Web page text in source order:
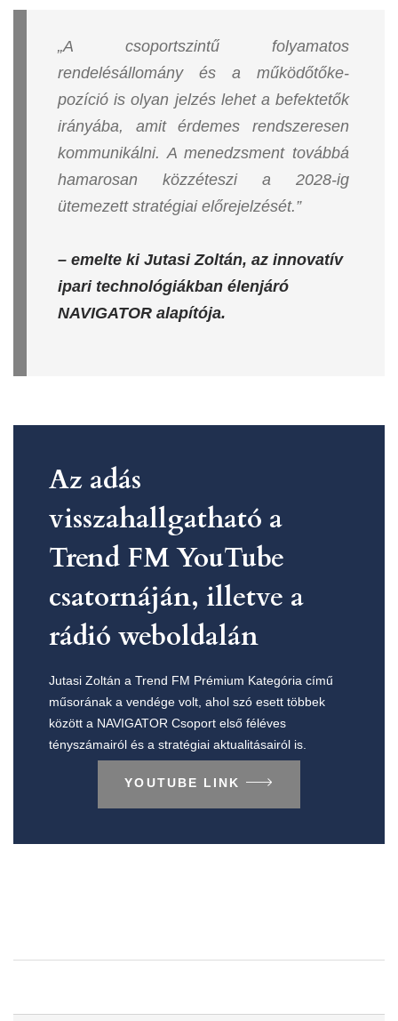
„A csoportszintű folyamatos
rendelésállomány és a működőtőke-
pozíció is olyan jelzés lehet a befektetők
irányába, amit érdemes rendszeresen
kommunikálni. A menedzsment továbbá
hamarosan közzéteszi a 2028-ig
ütemezett stratégiai előrejelzését.”
– emelte ki Jutasi Zoltán, az innovatív
ipari technológiákban élenjáró
NAVIGATOR alapítója.
Az adás
visszahallgatható a
Trend FM YouTube
csatornáján, illetve a
rádió weboldalán
Jutasi Zoltán a Trend FM Prémium Kategória című
műsorának a vendége volt, ahol szó esett többek
között a NAVIGATOR Csoport első féléves
tényszámairól és a stratégiai aktualitásairól is.
YOUTUBE LINK